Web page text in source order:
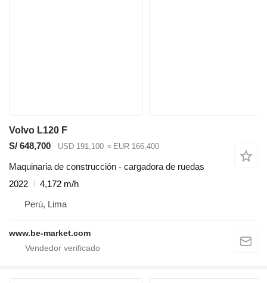
Volvo L120 F
S/ 648,700
USD 191,100 ≈ EUR 166,400
Maquinaria de construcción - cargadora de ruedas
2022
4,172 m/h
Perú, Lima
www.be-market.com